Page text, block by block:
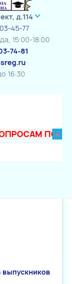
д.114
45-77
15:00-18:00
74-81
16:30
×
выпускников